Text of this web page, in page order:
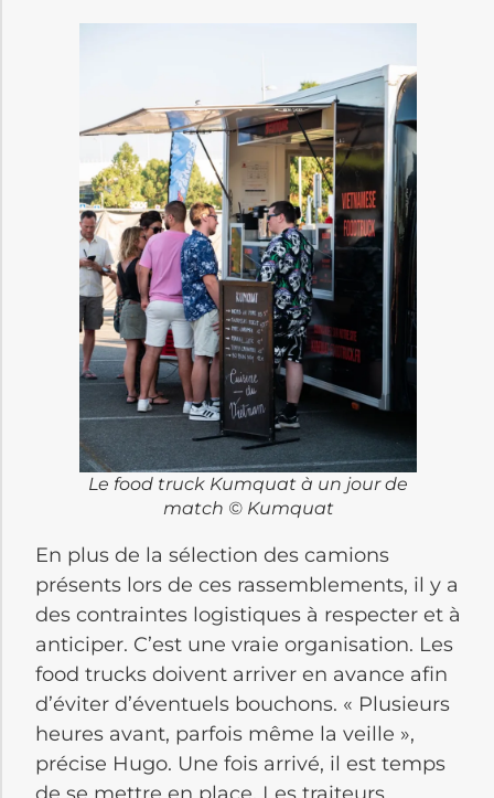
Le food truck Kumquat à un jour de
match © Kumquat
En plus de la sélection des camions
présents lors de ces rassemblements, il y a
des contraintes logistiques à respecter et à
anticiper. C’est une vraie organisation. Les
food trucks doivent arriver en avance afin
d’éviter d’éventuels bouchons. « Plusieurs
heures avant, parfois même la veille »,
précise Hugo. Une fois arrivé, il est temps
de se mettre en place. Les traiteurs